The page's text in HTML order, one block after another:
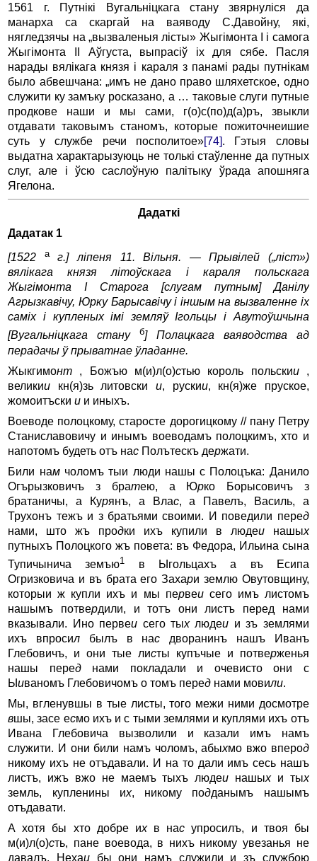
1561 г. Путнікі Вугальніцкага стану звярнуліся да
манарха са скаргай на ваяводу С.Давойну, які,
нягледзячы на „вызваленыя лісты» Жыгімонта I і самога
Жыгімонта II Аўгуста, выпрасіў іх для сябе. Пасля
нарады вялікага князя і караля з панамі рады путнікам
было абвешчана: „имъ не дано право шляхетское, одно
служити ку замъку росказано, а … таковые слуги путные
продкове наши и мы сами, г(о)с(по)д(а)ръ, звыкли
отдавати таковымъ станомъ, которые пожиточнеишие
суть у службе речи посполитое»[74]. Гэтыя словы
выдатна характарызуюць не толькі стаўленне да путных
слуг, але і ўсю саслоўную палітыку ўрада апошняга
Ягелона.
Дадаткі
Дадатак 1
[1522 aг.] ліпеня 11. Вільня. — Прывілей („ліст»)
вялікага князя літоўскага і караля польскага
Жыгімонта I Старога [слугам путным] Данілу
Агрызкавічу, Юрку Барысавічу і іншым на вызваленне іх
саміх і купленых імі земляў Ігольцы і Авутоўшчына
[Вугальніцкага стануб] Полацкага ваяводства ад
перадачы ў прыватнае ўладанне.
Жыкгимонт , Божъю м(и)л(о)стью король польскии,
великии кн(я)зь литовски и, рускии, кн(я)же пруское,
жомоитъски и и иныхъ.
Воеводе полоцкому, старосте дорогицкому // пану Петру
Станиславовичу и инымъ воеводамъ полоцкимъ, хто и
напотомъ будеть отъ нас Полътескъ держати.
Били намчоломъ тыи люди нашы с Полоцъка: Данило
Огърызковичъ з братею, а Юрко Борысовичъ з
братаничы, а Курянъ, а Влас, а Павелъ, Василь, а
Трухонъ тежъ и з братьями своими. И поведили перед
нами, што жъ продки ихъ купили в людеинашых
путныхъ Полоцкого жъ повета: въ Федора, Ильина сына
Тупичынича земъю1
в Ыгольцахъ а въ Есипа
Огризковича и въ брата его Захари землю Овутовщину,
которыи ж купли ихъ и мы первеисего имъ листомъ
нашымъ потвердили, и тотъ они листъ перед нами
вказывали. Ино первеи сего тыхлюдеи и зъ землями
ихъ впросил былъ в нас дворанинъ нашъ Иванъ
Глебовичъ, и они тые листы купъчые и потверженья
нашы переднами покладали и очевисто они с
Ыиваномъ Глебовичомъ о томъ перед нами мовили.
Мы, вгленувшы в тые листы, того межи ними досмотре
вшы, засе есмо ихъ и с тыми землями и куплями ихъ отъ
Ивана Глебовича вызволили и казали имъ намъ
служити. И они били намъ чоломъ, абыхмо вжо вперод
никому ихъ не отъдавали. И на то дали имъ сесь нашъ
листъ, ижъ вжо не маемъ тыхъ людеи нашыхи тых
земль, купленины их, никому подданымъ нашымъ
отъдавати.
А хотя бы хто добре ихв нас упросилъ, и твоя бы
м(и)л(о)сть, пане воевода, в нихъ никому увезанья не
давалъ. Нехаибы они намъ служили и зъ службою